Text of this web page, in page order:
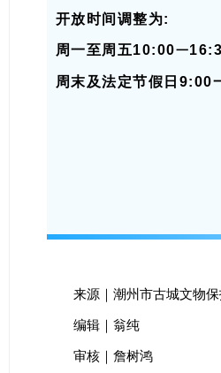
开放时间调整为:
周一至周五10:00一
周末及法定节假日9:00
来源｜潮州市古城文物
编辑｜翁纯
审核｜詹树鸿